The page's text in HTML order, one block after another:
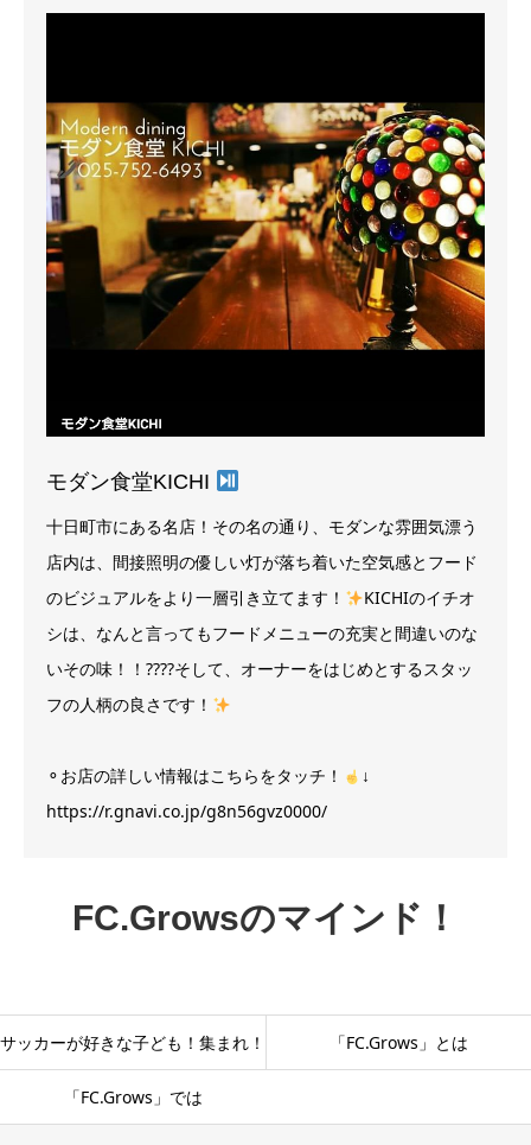
モダン食堂KICHI
十日町市にある名店！その名の通り、モダンな雰囲気漂う
店内は、間接照明の優しい灯が落ち着いた空気感とフード
のビジュアルをより一層引き立てます！
KICHIのイチオ
シは、なんと言ってもフードメニューの充実と間違いのな
いその味！！????そして、オーナーをはじめとするスタッ
フの人柄の良さです！
⚬お店の詳しい情報はこちらをタッチ！
↓
https://r.gnavi.co.jp/g8n56gvz0000/
FC.Growsのマインド！
サッカーが好きな子ども！集まれ！ 「FC.Grows」とは
「FC.Grows」では